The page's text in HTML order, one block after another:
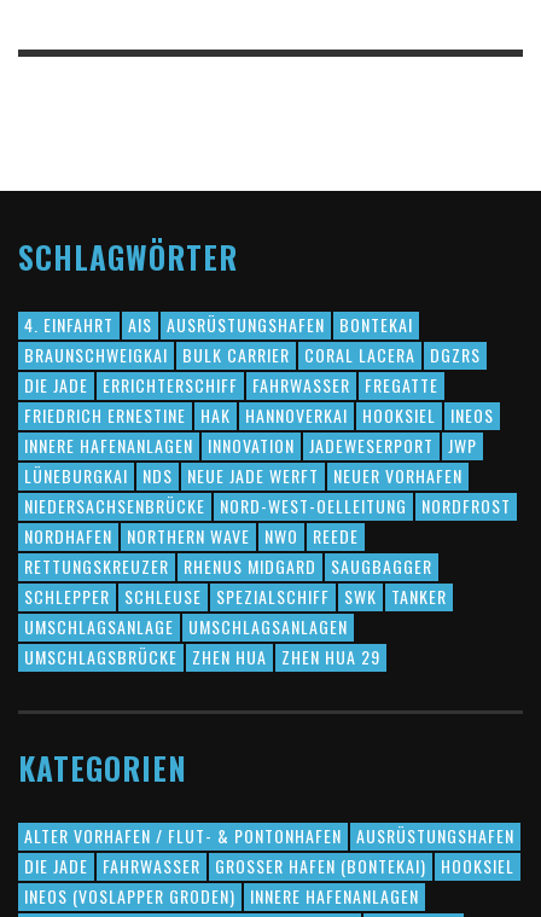
SCHLAGWÖRTER
4. EINFAHRT AIS AUSRÜSTUNGSHAFEN
BONTEKAI
BRAUNSCHWEIGKAI
BULK CARRIER CORAL LACERA
DGZRS
DIE JADE
ERRICHTERSCHIFF FAHRWASSER
FREGATTE
FRIEDRICH ERNESTINE
HAK HANNOVERKAI HOOKSIEL
INEOS
INNERE HAFENANLAGEN
INNOVATION JADEWESERPORT
JWP
LÜNEBURGKAI
NDS NEUE JADE WERFT
NEUER VORHAFEN
NIEDERSACHSENBRÜCKE
NORD-WEST-OELLEITUNG
NORDFROST
NORDHAFEN
NORTHERN WAVE NWO
REEDE
RETTUNGSKREUZER
RHENUS MIDGARD
SAUGBAGGER
SCHLEPPER
SCHLEUSE SPEZIALSCHIFF SWK
TANKER
UMSCHLAGSANLAGE
UMSCHLAGSANLAGEN
UMSCHLAGSBRÜCKE
ZHEN HUA ZHEN HUA 29
KATEGORIEN
ALTER VORHAFEN / FLUT- & PONTONHAFEN
AUSRÜSTUNGSHAFEN
DIE JADE
FAHRWASSER GROSSER HAFEN (BONTEKAI)
HOOKSIEL
INEOS (VOSLAPPER GRODEN)
INNERE HAFENANLAGEN